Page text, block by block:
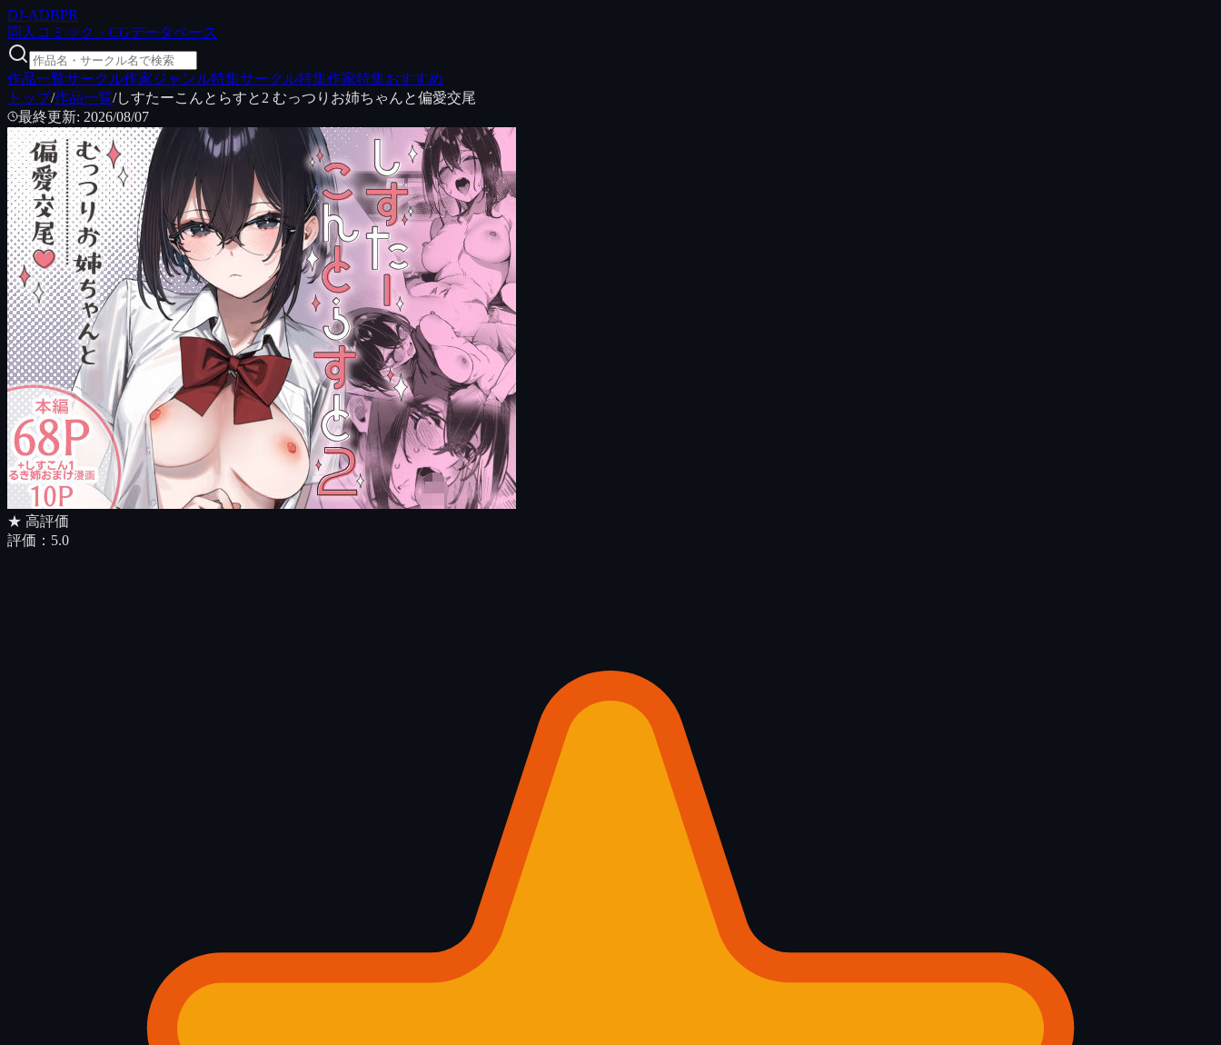
DJ-ADBPR
同人コミック・CGデータベース
作品一覧サークル作家ジャンル特集サークル特集作家特集おすすめ
トップ/作品一覧/しすたーこんとらすと2 むっつりお姉ちゃんと偏愛交尾
最終更新: 2026/08/07
★ 高評価
評価： 5.0